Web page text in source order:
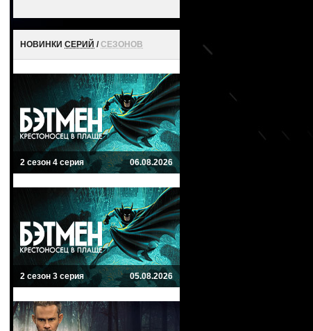
НОВИНКИ СЕРИЙ /СЕЗОНОВ
2 сезон 4 серия 06.08.2026
2 сезон 3 серия 05.08.2026